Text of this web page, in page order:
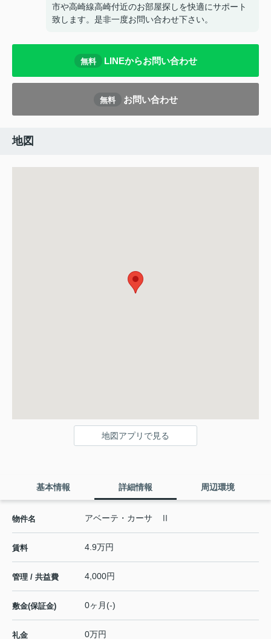
市や高崎線高崎付近のお部屋探しを快適にサポート
致します。是非一度お問い合わせ下さい。
無料 LINEからお問い合わせ
無料 お問い合わせ
地図
地図アプリで見る
基本情報 詳細情報 周辺環境
物件名 アベーテ・カーサ Ⅱ
賃料 4.9万円
管理 / 共益費 4,000円
敷金(保証金) 0ヶ月(-)
礼金 0万円